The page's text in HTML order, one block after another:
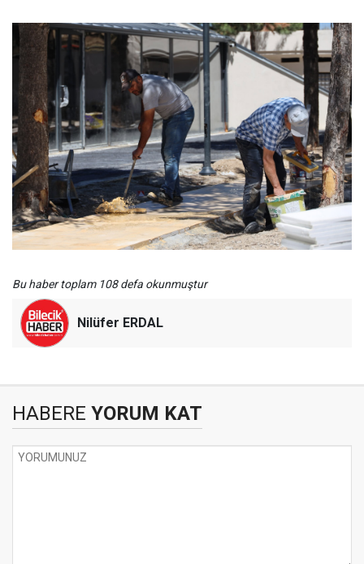
Bu haber toplam 108 defa okunmuştur
Nilüfer ERDAL
HABERE YORUM KAT